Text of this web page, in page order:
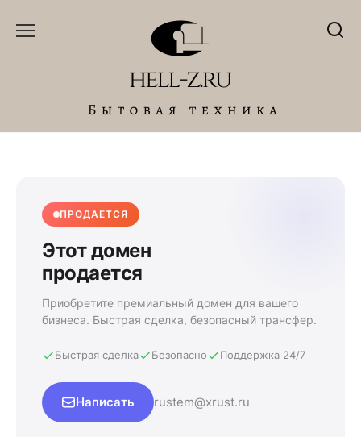
ПРОДАЕТСЯ
Этот домен
продается
Приобретите премиальный домен для вашего
бизнеса. Быстрая сделка, безопасный трансфер.
Быстрая сделка Безопасно Поддержка 24/7
Написать rustem@xrust.ru